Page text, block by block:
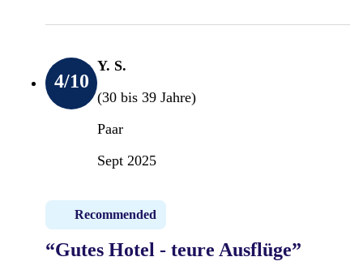
4/10
Y. S.
(30 bis 39 Jahre)
Paar
Sept 2025
Recommended
“Gutes Hotel - teure Ausflüge”